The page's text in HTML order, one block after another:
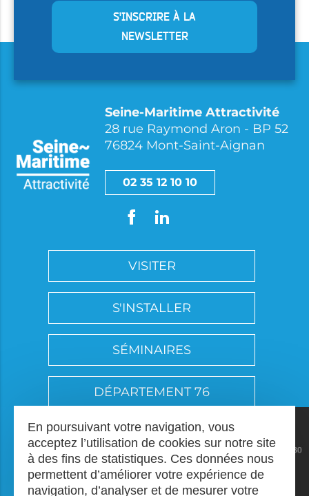
S'INSCRIRE À LA
NEWSLETTER
Seine-Maritime Attractivité
28 rue Raymond Aron - BP 52
76824 Mont-Saint-Aignan
02 35 12 10 10
VISITER
S'INSTALLER
SÉMINAIRES
DÉPARTEMENT 76
En poursuivant votre navigation, vous
acceptez l’utilisation de cookies sur notre site
à des fins de statistiques. Ces données nous
permettent d’améliorer votre expérience de
navigation, d’analyser et de mesurer votre